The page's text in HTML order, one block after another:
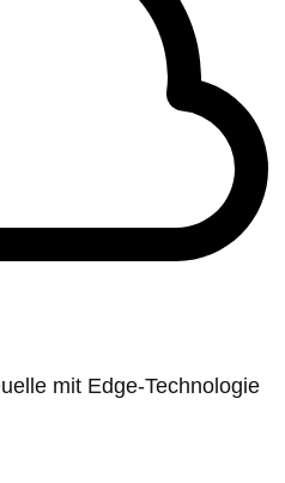
mit Edge-Technologie